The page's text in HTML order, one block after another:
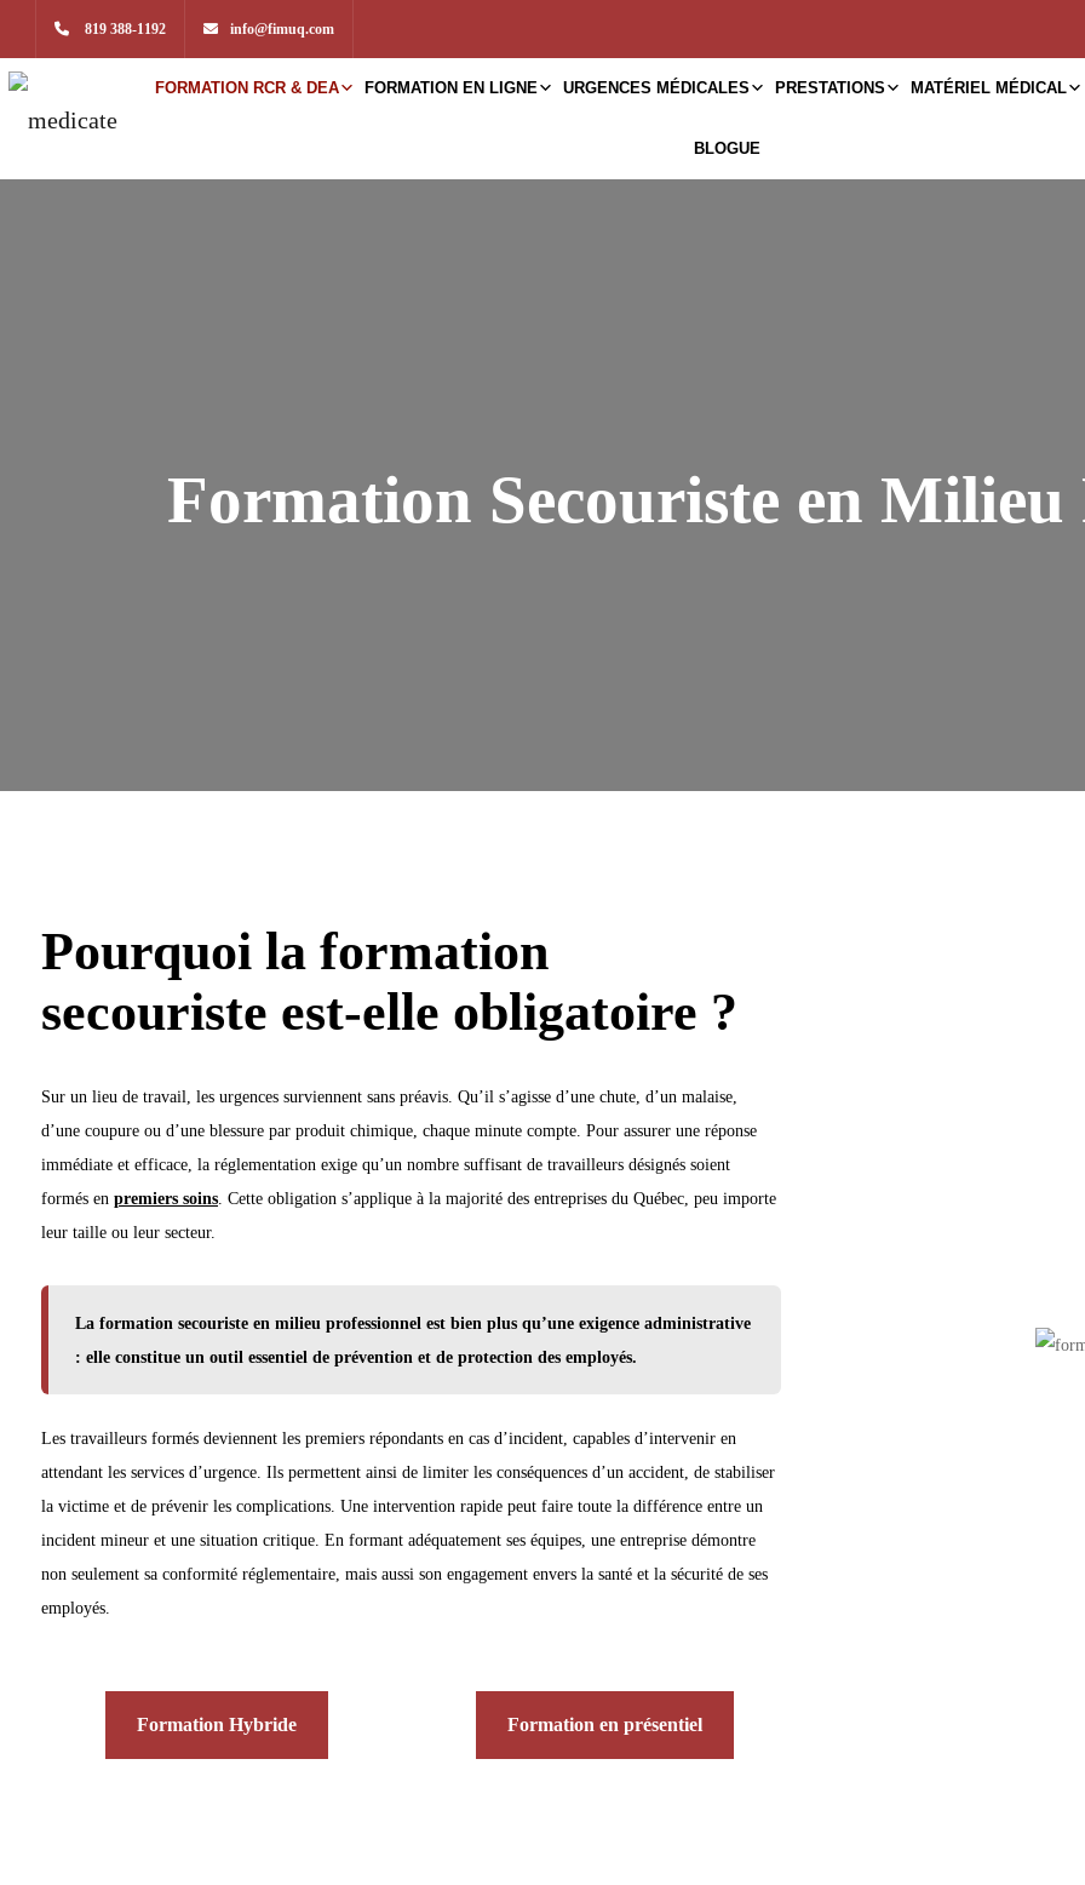
819 388-1192 info@fimuq.com
FORMATION RCR & DEA FORMATION EN LIGNE URGENCES MÉDICALES PRESTATIONS MATÉRIEL MÉDICAL
BLOGUE
Formation Secouriste en Milieu
Pourquoi la formation
secouriste est-elle obligatoire ?
Sur un lieu de travail, les urgences surviennent sans préavis. Qu’il s’agisse d’une chute, d’un malaise,
d’une coupure ou d’une blessure par produit chimique, chaque minute compte. Pour assurer une réponse
immédiate et efficace, la réglementation exige qu’un nombre suffisant de travailleurs désignés soient
formés en premiers soins . Cette obligation s’applique à la majorité des entreprises du Québec, peu importe
leur taille ou leur secteur.
La formation secouriste en milieu professionnel est bien plus qu’une exigence administrative
: elle constitue un outil essentiel de prévention et de protection des employés.
Les travailleurs formés deviennent les premiers répondants en cas d’incident, capables d’intervenir en
attendant les services d’urgence. Ils permettent ainsi de limiter les conséquences d’un accident, de stabiliser
la victime et de prévenir les complications. Une intervention rapide peut faire toute la différence entre un
incident mineur et une situation critique. En formant adéquatement ses équipes, une entreprise démontre
non seulement sa conformité réglementaire, mais aussi son engagement envers la santé et la sécurité de ses
employés.
Formation Hybride Formation en présentiel